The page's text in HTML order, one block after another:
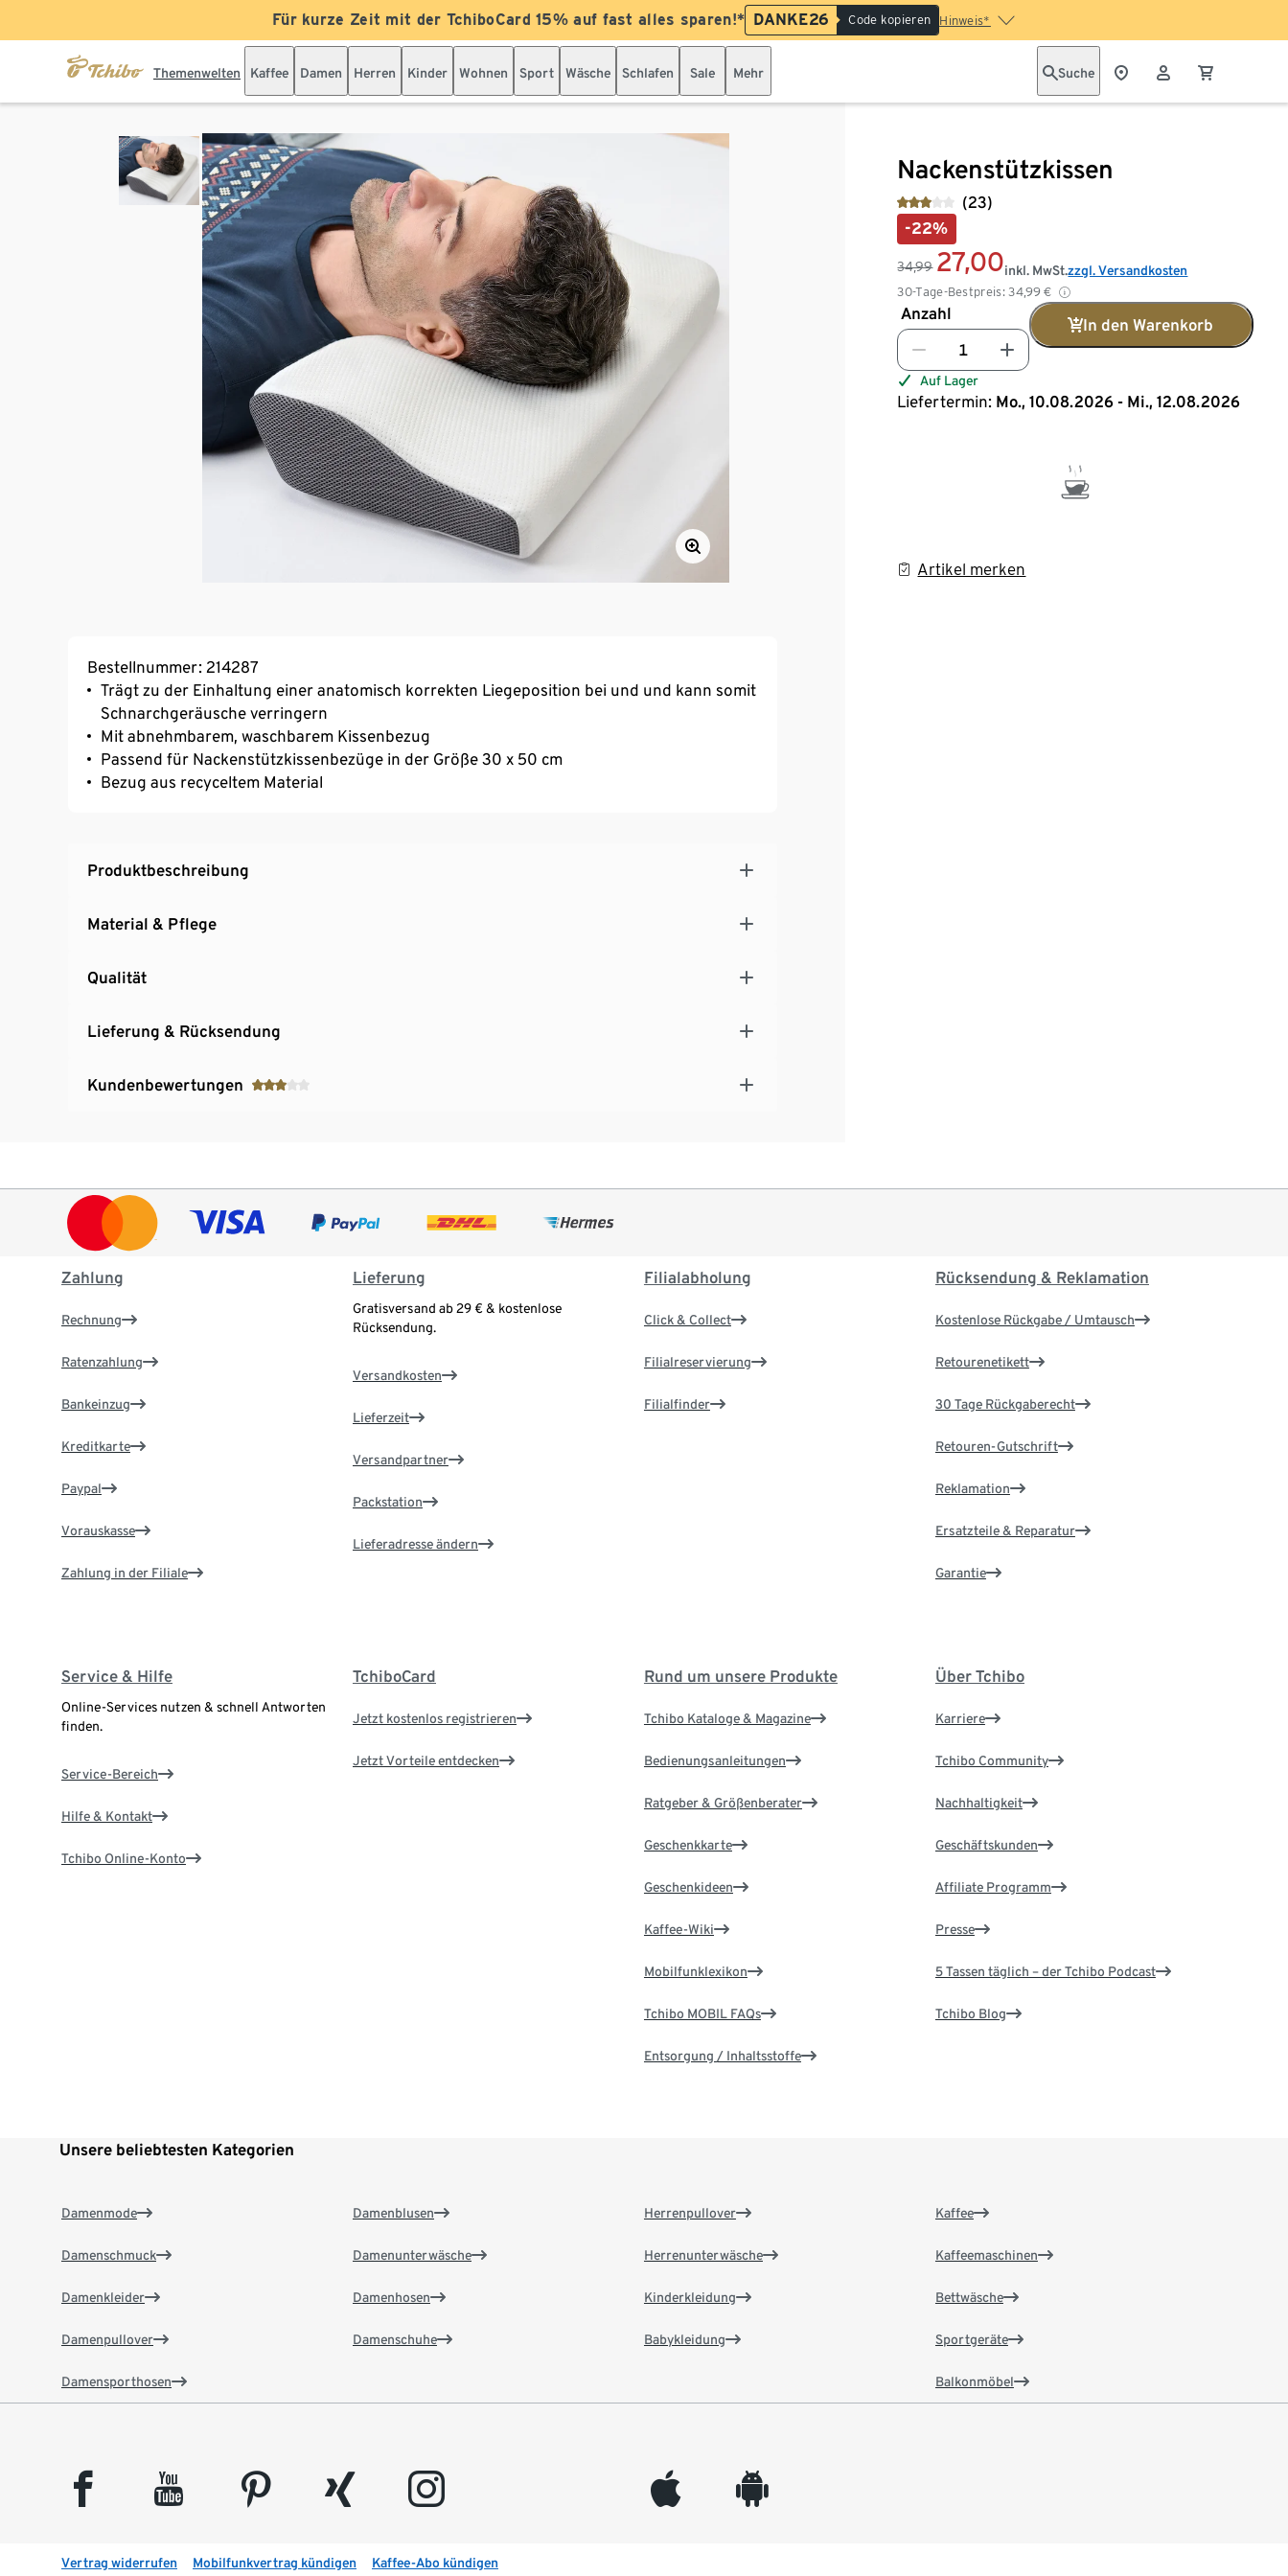
Für kurze Zeit mit der TchiboCard 15% auf fast alles sparen!* DANKE26 Code kopieren Hinweis*
Themenwelten Kaffee Damen Herren Kinder Wohnen Sport Wäsche Schlafen Sale Mehr Suche
Nackenstützkissen
(23)
-22%
34,99 27,00
30-Tage-Bestpreis: 34,99 €
inkl. MwSt.zzgl. Versandkosten
Anzahl
In den Warenkorb
Auf Lager
Liefertermin: Mo., 10.08.2026 - Mi., 12.08.2026
Artikel merken
Bestellnummer: 214287
Trägt zu der Einhaltung einer anatomisch korrekten Liegeposition bei und und kann somit
Schnarchgeräusche verringern
Mit abnehmbarem, waschbarem Kissenbezug
Passend für Nackenstützkissenbezüge in der Größe 30 x 50 cm
Bezug aus recyceltem Material
Produktbeschreibung
Material & Pflege
Qualität
Lieferung & Rücksendung
Kundenbewertungen
Zahlung
Rechnung
Ratenzahlung
Bankeinzug
Kreditkarte
Paypal
Vorauskasse
Zahlung in der Filiale
Lieferung
Gratisversand ab 29 € & kostenlose
Rücksendung.
Versandkosten
Lieferzeit
Versandpartner
Packstation
Lieferadresse ändern
Filialabholung
Click & Collect
Filialreservierung
Filialfinder
Rücksendung & Reklamation
Kostenlose Rückgabe / Umtausch
Retourenetikett
30 Tage Rückgaberecht
Retouren-Gutschrift
Reklamation
Ersatzteile & Reparatur
Garantie
Service & Hilfe
Online-Services nutzen & schnell Antworten
finden.
Service-Bereich
Hilfe & Kontakt
Tchibo Online-Konto
TchiboCard
Jetzt kostenlos registrieren
Jetzt Vorteile entdecken
Rund um unsere Produkte
Tchibo Kataloge & Magazine
Bedienungsanleitungen
Ratgeber & Größenberater
Geschenkkarte
Geschenkideen
Kaffee-Wiki
Mobilfunklexikon
Tchibo MOBIL FAQs
Entsorgung / Inhaltsstoffe
Über Tchibo
Karriere
Tchibo Community
Nachhaltigkeit
Geschäftskunden
Affiliate Programm
Presse
5 Tassen täglich – der Tchibo Podcast
Tchibo Blog
Unsere beliebtesten Kategorien
Damenmode
Damenschmuck
Damenkleider
Damenpullover
Damensporthosen
Damenblusen
Damenunterwäsche
Damenhosen
Damenschuhe
Herrenpullover
Herrenunterwäsche
Kinderkleidung
Babykleidung
Kaffee
Kaffeemaschinen
Bettwäsche
Sportgeräte
Balkonmöbel
facebook youtube pinterest xing instagram appleinc android
Vertrag widerrufen Mobilfunkvertrag kündigen Kaffee-Abo kündigen